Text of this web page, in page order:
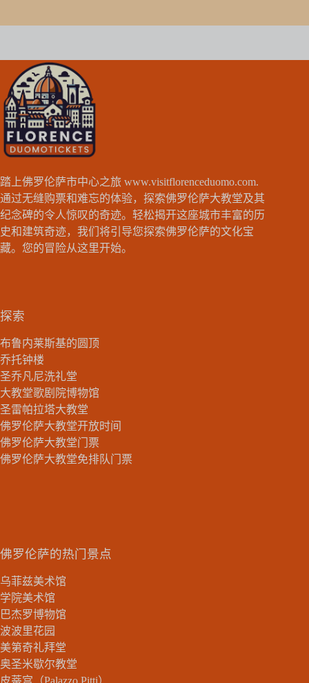
踏上佛罗伦萨市中心之旅 www.visitflorenceduomo.com.
通过无缝购票和难忘的体验，探索佛罗伦萨大教堂及其
纪念碑的令人惊叹的奇迹。轻松揭开这座城市丰富的历
史和建筑奇迹，我们将引导您探索佛罗伦萨的文化宝
藏。您的冒险从这里开始。
探索
布鲁内莱斯基的圆顶
乔托钟楼
圣乔凡尼洗礼堂
大教堂歌剧院博物馆
圣雷帕拉塔大教堂
佛罗伦萨大教堂开放时间
佛罗伦萨大教堂门票
佛罗伦萨大教堂免排队门票
佛罗伦萨的热门景点
乌菲兹美术馆
学院美术馆
巴杰罗博物馆
波波里花园
美第奇礼拜堂
奥圣米歇尔教堂
皮蒂宫（Palazzo Pitti）